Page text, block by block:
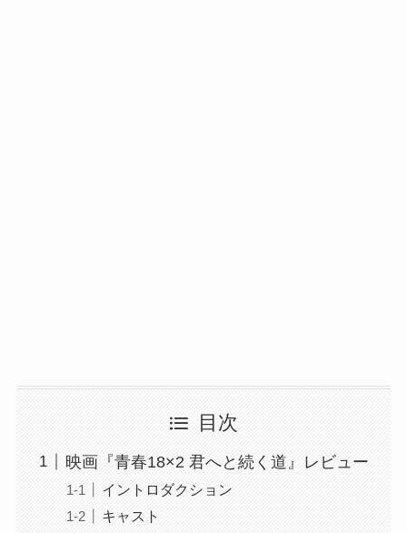
目次
映画『青春18×2 君へと続く道』レビュー
イントロダクション
キャスト